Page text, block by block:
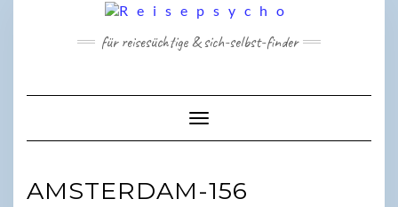
für reisesüchtige & sich-selbst-finder
Toggle Navigation
AMSTERDAM-156